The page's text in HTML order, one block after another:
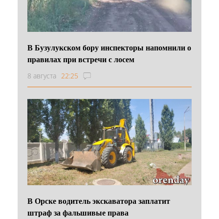
В Бузулукском бору инспекторы напомнили о
правилах при встречи с лосем
8 августа 22:25
В Орске водитель экскаватора заплатит
штраф за фальшивые права